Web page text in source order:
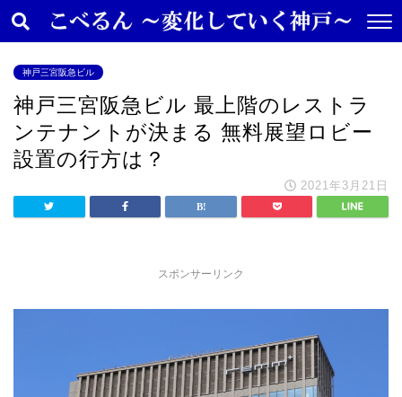
神戸三宮阪急ビル
神戸三宮阪急ビル 最上階のレストラ
ンテナントが決まる 無料展望ロビー
設置の行方は？
2021年3月21日
スポンサーリンク